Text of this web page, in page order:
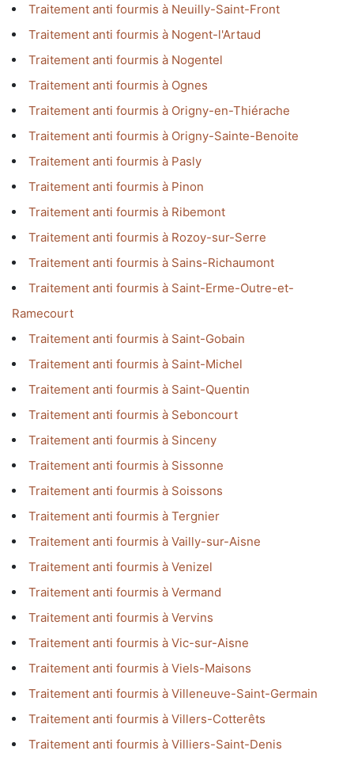
Traitement anti fourmis à Neuilly-Saint-Front
Traitement anti fourmis à Nogent-l'Artaud
Traitement anti fourmis à Nogentel
Traitement anti fourmis à Ognes
Traitement anti fourmis à Origny-en-Thiérache
Traitement anti fourmis à Origny-Sainte-Benoite
Traitement anti fourmis à Pasly
Traitement anti fourmis à Pinon
Traitement anti fourmis à Ribemont
Traitement anti fourmis à Rozoy-sur-Serre
Traitement anti fourmis à Sains-Richaumont
Traitement anti fourmis à Saint-Erme-Outre-et-
Ramecourt
Traitement anti fourmis à Saint-Gobain
Traitement anti fourmis à Saint-Michel
Traitement anti fourmis à Saint-Quentin
Traitement anti fourmis à Seboncourt
Traitement anti fourmis à Sinceny
Traitement anti fourmis à Sissonne
Traitement anti fourmis à Soissons
Traitement anti fourmis à Tergnier
Traitement anti fourmis à Vailly-sur-Aisne
Traitement anti fourmis à Venizel
Traitement anti fourmis à Vermand
Traitement anti fourmis à Vervins
Traitement anti fourmis à Vic-sur-Aisne
Traitement anti fourmis à Viels-Maisons
Traitement anti fourmis à Villeneuve-Saint-Germain
Traitement anti fourmis à Villers-Cotterêts
Traitement anti fourmis à Villiers-Saint-Denis